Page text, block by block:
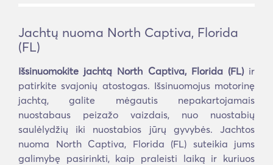
Jachtų nuoma North Captiva, Florida
(FL)
Išsinuomokite jachtą North Captiva, Florida (FL)ir
patirkite svajonių atostogas. Išsinuomojus motorinę
jachtą, galite mėgautis nepakartojamais
nuostabaus peizažo vaizdais, nuo nuostabių
saulėlydžių iki nuostabios jūrų gyvybės. Jachtos
nuoma North Captiva, Florida (FL) suteikia jums
galimybę pasirinkti, kaip praleisti laiką ir kuriuos